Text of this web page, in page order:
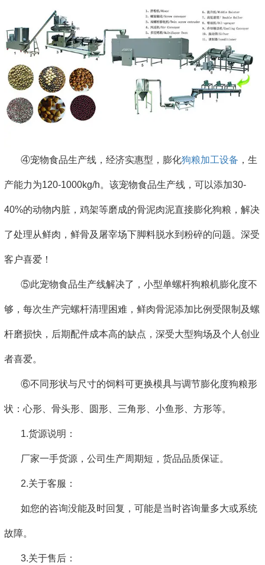
④宠物食品生产线，经济实惠型，膨化狗粮加工设备 ，生
产能力为120-1000kg/h。该宠物食品生产线，可以添加30-
40%的动物内脏，鸡架等磨成的骨泥肉泥直接膨化狗粮，解决
了处理从鲜肉，鲜骨及屠宰场下脚料脱水到粉碎的问题。深受
客户喜爱！
⑤此宠物食品生产线解决了，小型单螺杆狗粮机膨化度不
够，每次生产完螺杆清理困难，鲜肉骨泥添加比例受限制及螺
杆磨损快，后期配件成本高的缺点，深受大型狗场及个人创业
者喜爱。
⑥不同形状与尺寸的饲料可更换模具与调节膨化度狗粮形
状：心形、骨头形、圆形、三角形、小鱼形、方形等。
1.货源说明：
厂家一手货源，公司生产周期短，货品品质保证。
2.关于客服：
如您的咨询没能及时回复，可能是当时咨询量多大或系统
故障。
3.关于售后：